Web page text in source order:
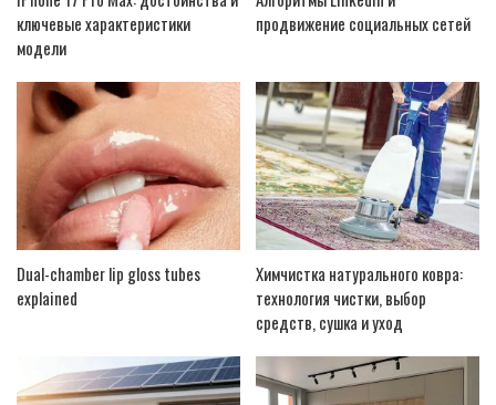
ключевые характеристики
модели
продвижение социальных сетей
Dual-chamber lip gloss tubes
explained
Химчистка натурального ковра:
технология чистки, выбор
средств, сушка и уход